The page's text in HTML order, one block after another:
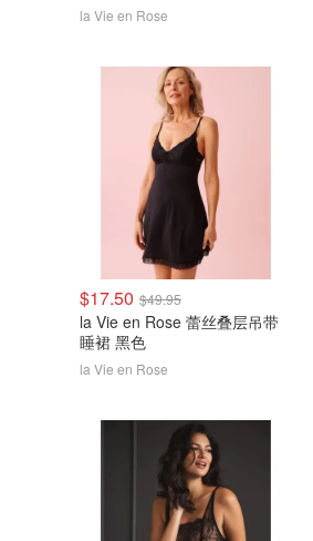
la Vie en Rose
$17.50 $49.95
la Vie en Rose 蕾丝叠层吊带
睡裙 黑色
la Vie en Rose